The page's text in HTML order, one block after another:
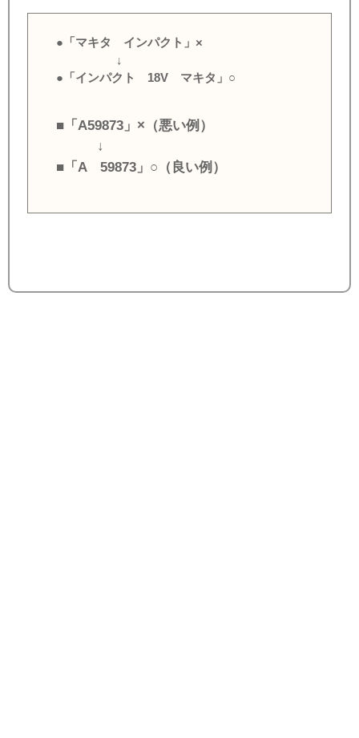
●「マキタ インパクト」×
↓
●「インパクト 18V マキタ」○
■「A59873」×（悪い例）
↓
■「A 59873」○（良い例）